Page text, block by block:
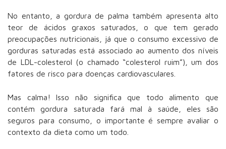
No entanto, a gordura de palma também apresenta alto
teor de ácidos graxos saturados , o que tem gerado
preocupações nutricionais, já que o consumo excessivo de
gorduras saturadas está associado ao aumento dos níveis
de LDL-colesterol (o chamado “colesterol ruim”), um dos
fatores de risco para doenças cardiovasculares.
Mas calma! Isso não significa que todo alimento que
contém gordura saturada fará mal à saúde, eles são
seguros para consumo, o importante é sempre avaliar o
contexto da dieta como um todo.